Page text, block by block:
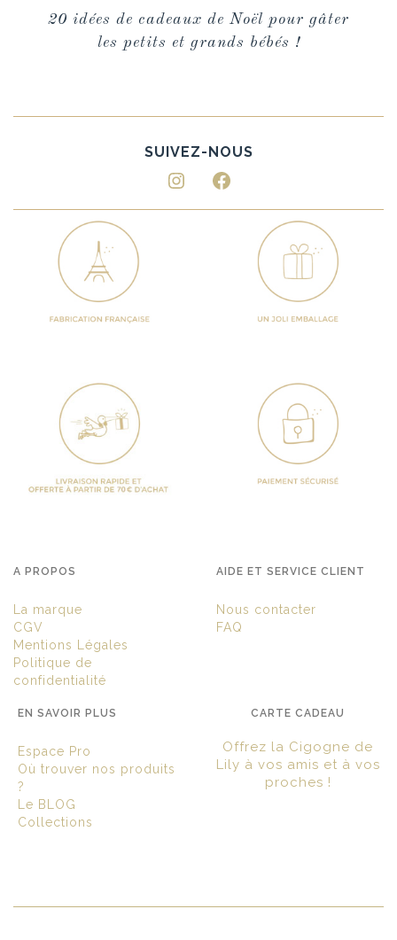
20 idées de cadeaux de Noël pour gâter
les petits et grands bébés !
Instagram Facebook
A PROPOS
La marque
CGV
Mentions Légales
Politique de
confidentialité
AIDE ET SERVICE CLIENT
Nous contacter
FAQ
EN SAVOIR PLUS
Espace Pro
Où trouver nos produits
?
Le BLOG
Collections
CARTE CADEAU
Offrez la Cigogne de
Lily à vos amis et à vos
proches !